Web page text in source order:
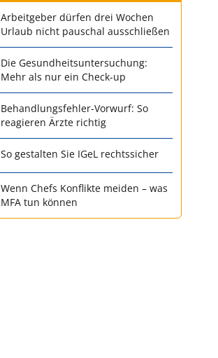
Arbeitgeber dürfen drei Wochen
Urlaub nicht pauschal ausschließen
Die Gesundheitsuntersuchung:
Mehr als nur ein Check-up
Behandlungsfehler-Vorwurf: So
reagieren Ärzte richtig
So gestalten Sie IGeL rechtssicher
Wenn Chefs Konflikte meiden – was
MFA tun können